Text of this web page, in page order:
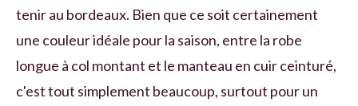
tenir au bordeaux. Bien que ce soit certainement
une couleur idéale pour la saison, entre la robe
longue à col montant et le manteau en cuir ceinturé,
c'est tout simplement beaucoup, surtout pour un